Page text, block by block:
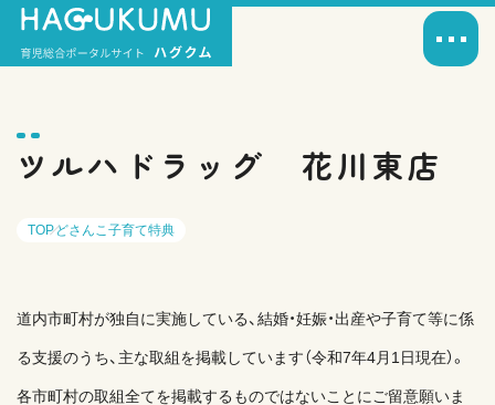
ツルハドラッグ 花川東店
TOPどさんこ子育て特典
道内市町村が独自に実施している、結婚・妊娠・出産や子育て等に係
る支援のうち、主な取組を掲載しています（令和7年4月1日現在）。
各市町村の取組全てを掲載するものではないことにご留意願いま